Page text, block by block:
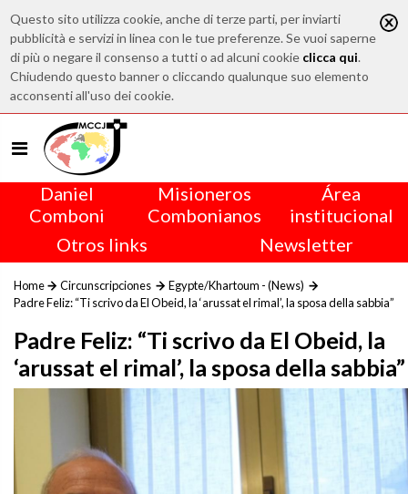
Questo sito utilizza cookie, anche di terze parti, per inviarti
pubblicità e servizi in linea con le tue preferenze. Se vuoi saperne
di più o negare il consenso a tutti o ad alcuni cookie clicca qui.
Chiudendo questo banner o cliccando qualunque suo elemento
acconsenti all'uso dei cookie.
Daniel
Comboni
Misioneros
Combonianos
Área
institucional
Otros links
Newsletter
Home Circunscripciones
Egypte/Khartoum - (News)
Padre Feliz: “Ti scrivo da El Obeid, la ‘arussat el rimal’, la sposa della sabbia”
Padre Feliz: “Ti scrivo da El Obeid, la
‘arussat el rimal’, la sposa della sabbia”